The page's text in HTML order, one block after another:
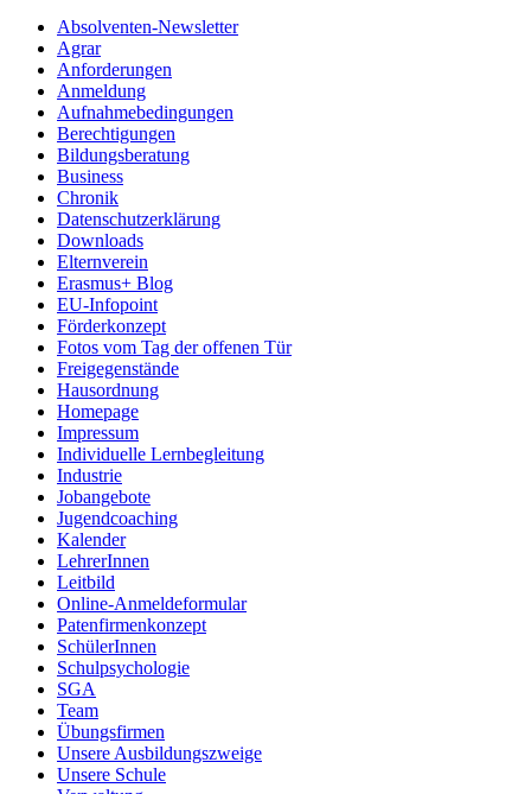
Absolventen-Newsletter
Agrar
Anforderungen
Anmeldung
Aufnahmebedingungen
Berechtigungen
Bildungsberatung
Business
Chronik
Datenschutzerklärung
Downloads
Elternverein
Erasmus+ Blog
EU-Infopoint
Förderkonzept
Fotos vom Tag der offenen Tür
Freigegenstände
Hausordnung
Homepage
Impressum
Individuelle Lernbegleitung
Industrie
Jobangebote
Jugendcoaching
Kalender
LehrerInnen
Leitbild
Online-Anmeldeformular
Patenfirmenkonzept
SchülerInnen
Schulpsychologie
SGA
Team
Übungsfirmen
Unsere Ausbildungszweige
Unsere Schule